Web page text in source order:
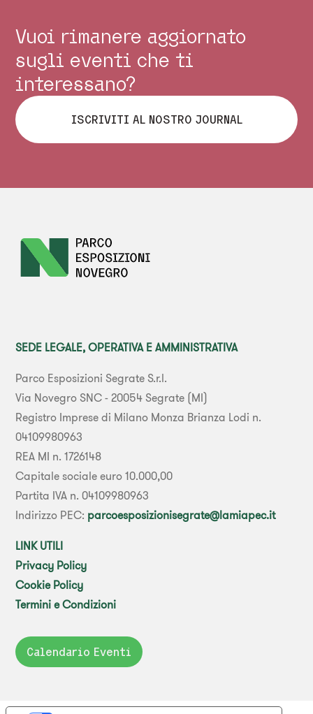
Vuoi rimanere aggiornato
sugli eventi che ti
interessano?
ISCRIVITI AL NOSTRO JOURNAL
SEDE LEGALE, OPERATIVA E AMMINISTRATIVA
Parco Esposizioni Segrate S.r.l.
Via Novegro SNC - 20054 Segrate (MI)
Registro Imprese di Milano Monza Brianza Lodi n.
04109980963
REA MI n. 1726148
Capitale sociale euro 10.000,00
Partita IVA n. 04109980963
Indirizzo PEC: parcoesposizionisegrate@lamiapec.it
LINK UTILI
Privacy Policy
Cookie Policy
Termini e Condizioni
Calendario Eventi